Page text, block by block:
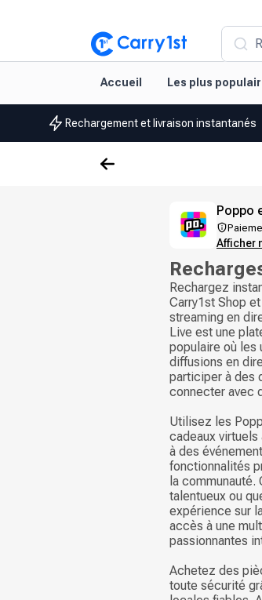
Accueil Les plus
Rechargement et livraison instantanés
Poppo
Afficher
Rechargez
Carry1st Shop
streaming en
Live est une
populaire où les
diffusions en
participer à des
connecter avec
Utilisez les
cadeaux
à des
fonctionnalités
la
talentueux ou
expérience sur
accès à une
passionnantes
Achetez des
toute sécurité